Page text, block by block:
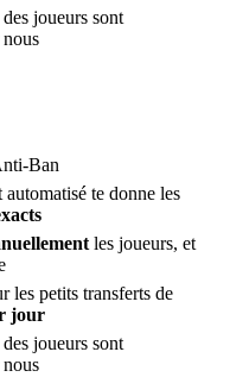
joueurs sont
Ban
te donne les
les joueurs, et
les petits transferts de
jour
joueurs sont